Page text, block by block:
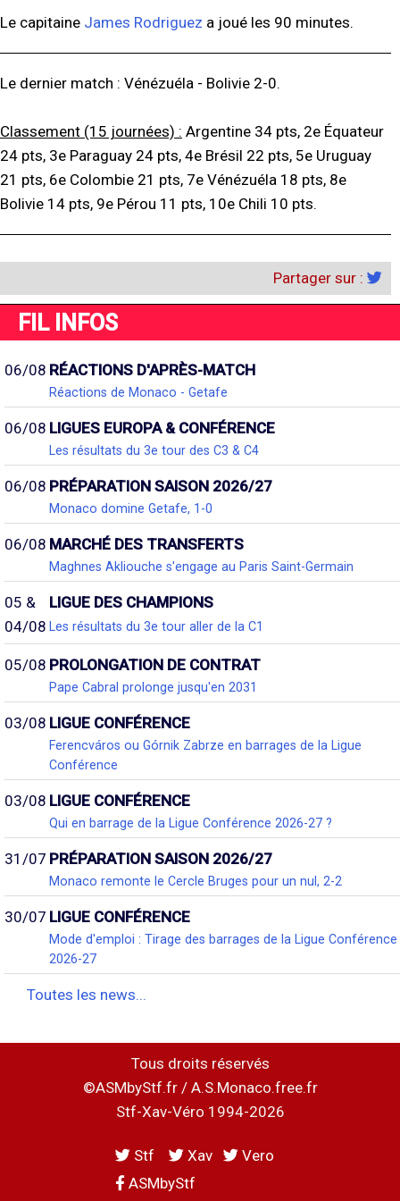
Le capitaine James Rodriguez a joué les 90 minutes.
Le dernier match : Vénézuéla - Bolivie 2-0.
Classement (15 journées) : Argentine 34 pts, 2e Équateur
24 pts, 3e Paraguay 24 pts, 4e Brésil 22 pts, 5e Uruguay
21 pts, 6e Colombie 21 pts, 7e Vénézuéla 18 pts, 8e
Bolivie 14 pts, 9e Pérou 11 pts, 10e Chili 10 pts.
Partager sur :
FIL INFOS
06/08 RÉACTIONS D'APRÈS-MATCH
Réactions de Monaco - Getafe
06/08 LIGUES EUROPA & CONFÉRENCE
Les résultats du 3e tour des C3 & C4
06/08 PRÉPARATION SAISON 2026/27
Monaco domine Getafe, 1-0
06/08 MARCHÉ DES TRANSFERTS
Maghnes Akliouche s'engage au Paris Saint-Germain
05 &
04/08
LIGUE DES CHAMPIONS
Les résultats du 3e tour aller de la C1
05/08 PROLONGATION DE CONTRAT
Pape Cabral prolonge jusqu'en 2031
03/08 LIGUE CONFÉRENCE
Ferencváros ou Górnik Zabrze en barrages de la Ligue
Conférence
03/08 LIGUE CONFÉRENCE
Qui en barrage de la Ligue Conférence 2026-27 ?
31/07 PRÉPARATION SAISON 2026/27
Monaco remonte le Cercle Bruges pour un nul, 2-2
30/07 LIGUE CONFÉRENCE
Mode d'emploi : Tirage des barrages de la Ligue Conférence
2026-27
Toutes les news...
Tous droits réservés
©ASMbyStf.fr / A.S.Monaco.free.fr
Stf-Xav-Véro 1994-2026
Stf Xav
Vero
ASMbyStf